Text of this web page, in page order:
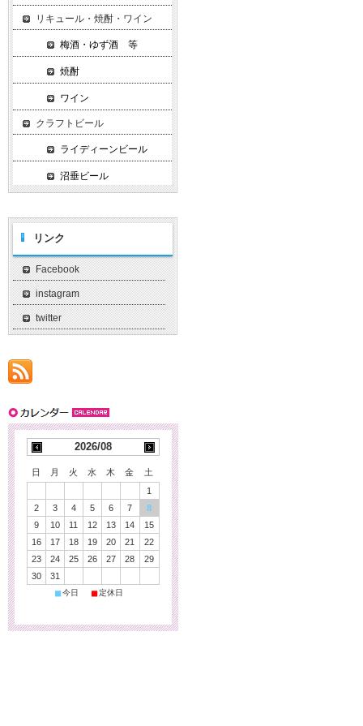
リキュール・焼酎・ワイン
梅酒・ゆず酒 等
焼酎
ワイン
クラフトビール
ライディーンビール
沼垂ビール
リンク
Facebook
instagram
twitter
2026/08
日 月 火 水 木 金
土
1
2
3 4 5 6 7
8
9
10 11 12 13 14
15
16
17 18 19 20 21
22
23
24 25 26 27 28
29
30
31
■今日 ■定休日